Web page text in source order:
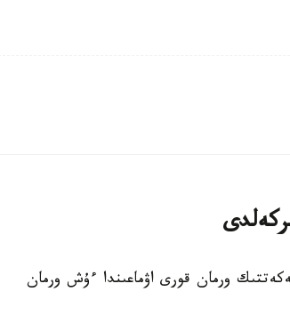
قازاقستاننىڭ مەملەكەتتىك ورمان قورى اۋماعىندا ءۇش ورمان